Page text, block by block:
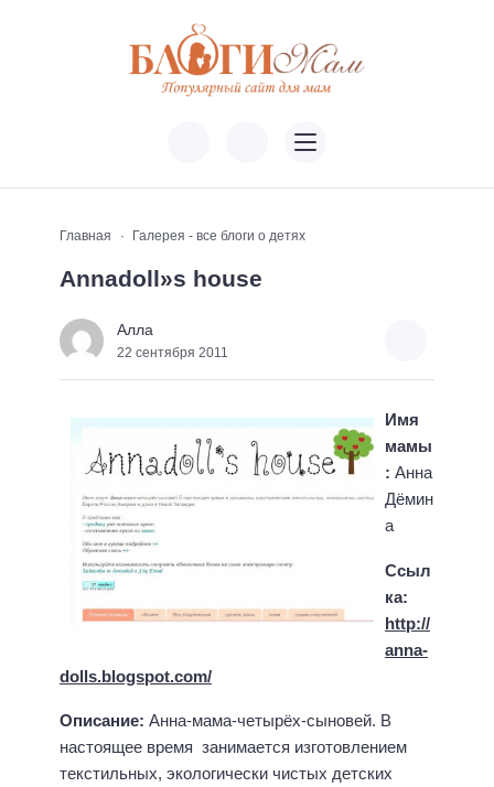
Главная Галерея - все блоги о детях
Annadoll»s house
Алла
22 сентября 2011
Имя
мамы
: Анна
Дёмин
а
Ссыл
ка:
http://
anna-
dolls.blogspot.com/
Описание: Анна-мама-четырёх-сыновей. В
настоящее время занимается изготовлением
текстильных, экологически чистых детских